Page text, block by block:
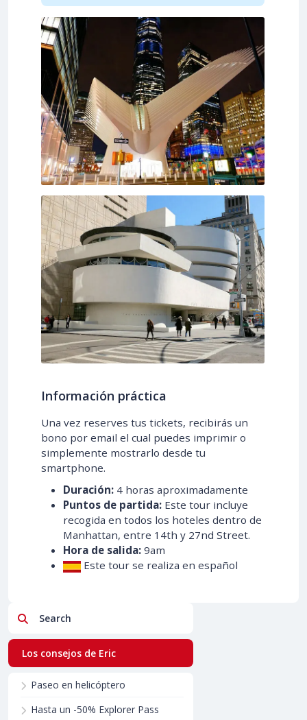
Información práctica
Una vez reserves tus tickets, recibirás un
bono por email el cual puedes imprimir o
simplemente mostrarlo desde tu
smartphone.
Duración: 4 horas aproximadamente
Puntos de partida: Este tour incluye
recogida en todos los hoteles dentro de
Manhattan, entre 14th y 27nd Street.
Hora de salida: 9am
Este tour se realiza en español
Search
Los consejos de Eric
Paseo en helicóptero
Hasta un -50% Explorer Pass